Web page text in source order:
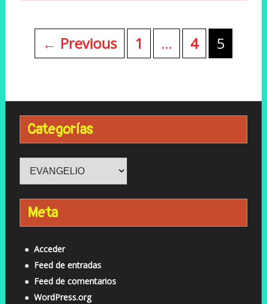
Posts
navigation
← Previous 1 … 4 5
Categorías
Categorías
Meta
Acceder
Feed de entradas
Feed de comentarios
WordPress.org